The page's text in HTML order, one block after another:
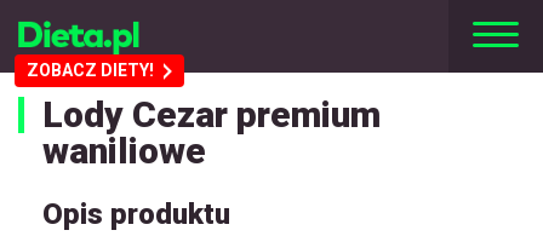
ZOBACZ DIETY!
Lody Cezar premium
waniliowe
Opis produktu